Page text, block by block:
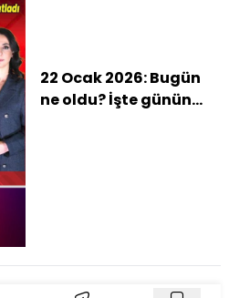
22 Ocak 2026: Bugün
ne oldu? İşte günün